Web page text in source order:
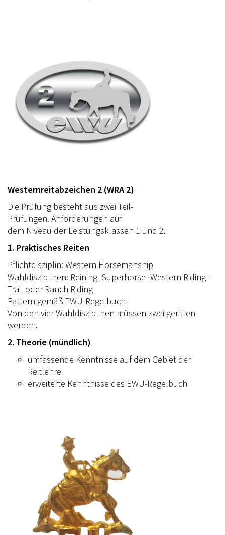
Westernreitabzeichen 2 (WRA 2)
Die Prüfung besteht aus zwei Teil-
Prüfungen. Anforderungen auf
dem Niveau der Leistungsklassen 1 und 2.
1. Praktisches Reiten
Pflichtdisziplin: Western Horsemanship
Wahldisziplinen: Reining -Superhorse -Western Riding –
Trail oder Ranch Riding
Pattern gemäß EWU-Regelbuch
Von den vier Wahldisziplinen müssen zwei geritten
werden.
2. Theorie (mündlich)
umfassende Kenntnisse auf dem Gebiet der
Reitlehre
erweiterte Kenntnisse des EWU-Regelbuch